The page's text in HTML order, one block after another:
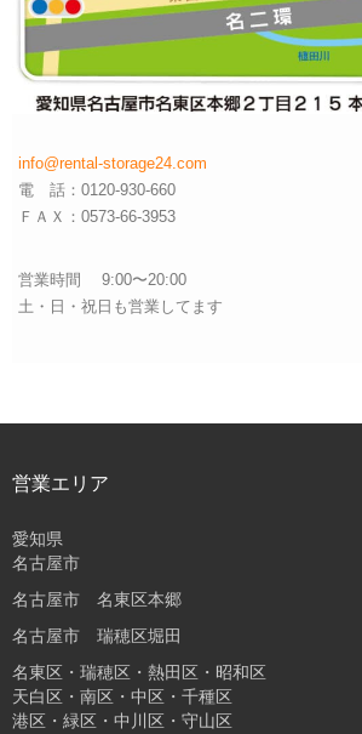
info@rental-storage24.com
電 話：0120-930-660
ＦＡＸ：0573-66-3953
営業時間 9:00〜20:00
土・日・祝日も営業してます
営業エリア
愛知県
名古屋市
名古屋市 名東区本郷
名古屋市 瑞穂区堀田
名東区・瑞穂区・熱田区・昭和区
天白区・南区・中区・千種区
港区・緑区・中川区・守山区